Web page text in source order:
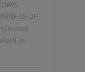
OF
in